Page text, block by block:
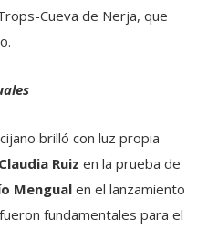
Cueva de Nerja, que
brilló con luz propia
Claudia Ruiz en la prueba de
Mengual en el lanzamiento
fundamentales para el